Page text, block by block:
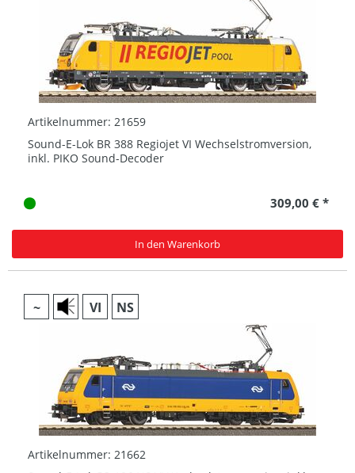
Artikelnummer: 21659
Sound-E-Lok BR 388 Regiojet VI Wechselstromversion,
inkl. PIKO Sound-Decoder
309,00 € *
In den Warenkorb
~ VI NS
Artikelnummer: 21662